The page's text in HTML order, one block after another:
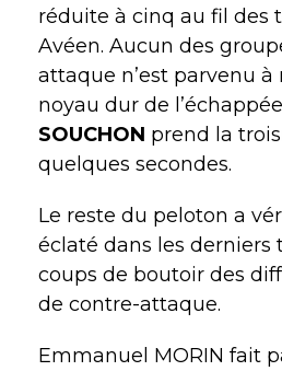
réduite à cinq au fil des
Avéen. Aucun des
attaque n’est parvenu à
noyau dur de
SOUCHON prend la
quelques secondes.
Le reste du peloton a
éclaté dans les derniers
coups de boutoir des
de contre-attaque.
Emmanuel MORIN fait